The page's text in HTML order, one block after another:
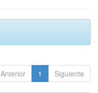
Anterior 1 Siguiente